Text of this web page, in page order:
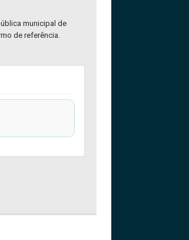
municipal de
de referência.